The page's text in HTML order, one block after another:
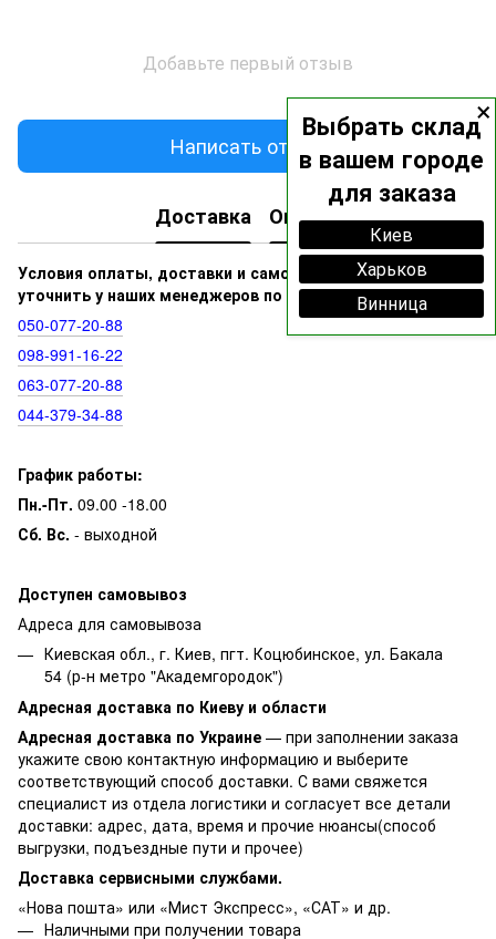
×
Выбрать склад
в вашем городе
для заказа
Киев
Харьков
Винница
Добавьте первый отзыв
Написать отзыв
Доставка Оплата
Условия оплаты, доставки и самовывоза вы можете
уточнить у наших менеджеров по номерам:
050‑077‑20‑88
098‑991‑16‑22
063‑077‑20‑88
044‑379‑34‑88
График работы:
Пн.-Пт. 09.00 -18.00
Сб. Вс. - выходной
Доступен самовывоз
Адреса для самовывоза
Киевская обл., г. Киев, пгт. Коцюбинское, ул. Бакала
54 (р-н метро "Академгородок")
Адресная доставка по Киеву и области
Адресная доставка по Украине — при заполнении заказа
укажите свою контактную информацию и выберите
соответствующий способ доставки. С вами свяжется
специалист из отдела логистики и согласует все детали
доставки: адрес, дата, время и прочие нюансы(способ
выгрузки, подъездные пути и прочее)
Доставка сервисными службами.
«Нова пошта» или «Мист Экспресс», «САТ» и др.
Наличными при получении товара